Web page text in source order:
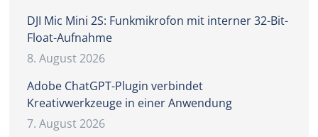
DJI Mic Mini 2S: Funkmikrofon mit interner 32-Bit-
Float-Aufnahme
8. August 2026
Adobe ChatGPT-Plugin verbindet
Kreativwerkzeuge in einer Anwendung
7. August 2026